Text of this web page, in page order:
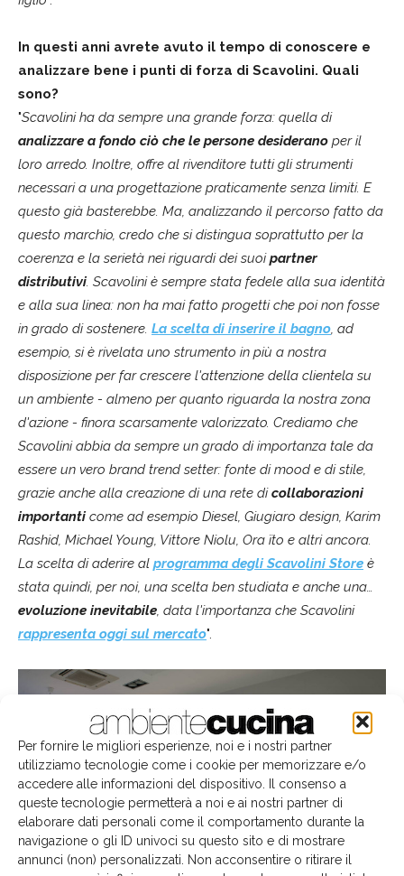
Per fornire le migliori esperienze, noi e i nostri partner
utilizziamo tecnologie come i cookie per memorizzare e/o
accedere alle informazioni del dispositivo. Il consenso a
queste tecnologie permetterà a noi e ai nostri partner di
elaborare dati personali come il comportamento durante la
navigazione o gli ID univoci su questo sito e di mostrare
annunci (non) personalizzati. Non acconsentire o ritirare il
In questi anni avrete avuto il tempo di conoscere e
analizzare bene i punti di forza di Scavolini. Quali
sono?
"Scavolini ha da sempre una grande forza: quella di
analizzare a fondo ciò che le persone desiderano per il
loro arredo. Inoltre, offre al rivenditore tutti gli strumenti
necessari a una progettazione praticamente senza limiti. E
questo già basterebbe. Ma, analizzando il percorso fatto da
questo marchio, credo che si distingua soprattutto per la
coerenza e la serietà nei riguardi dei suoipartner
distributivi. Scavolini è sempre stata fedele alla sua identità
e alla sua linea: non ha mai fatto progetti che poi non fosse
in grado di sostenere. La scelta di inserire il bagno, ad
esempio, si è rivelata uno strumento in più a nostra
disposizione per far crescere l'attenzione della clientela su
un ambiente - almeno per quanto riguarda la nostra zona
d'azione - finora scarsamente valorizzato. Crediamo che
Scavolini abbia da sempre un grado di importanza tale da
essere un vero brand trend setter: fonte di mood e di stile,
grazie anche alla creazione di una rete dicollaborazioni
importanticome ad esempio Diesel, Giugiaro design, Karim
Rashid, Michael Young, Vittore Niolu, Ora ïto e altri ancora.
La scelta di aderire al programma degli Scavolini Store è
stata quindi, per noi, una scelta ben studiata e anche una…
evoluzione inevitabile, data l'importanza che Scavolini
rappresenta oggi sul mercato".